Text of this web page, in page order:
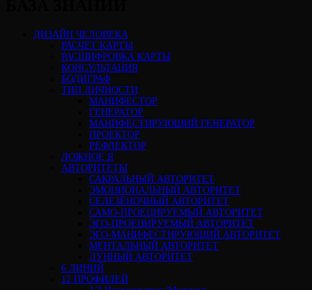
ДИЗАЙН ЧЕЛОВЕКА
РАСЧЕТ КАРТЫ
РАСШИФРОВКА КАРТЫ
КОНСУЛЬТАЦИЯ
БОДИГРАФ
ТИП ЛИЧНОСТИ
МАНИФЕСТОР
ГЕНЕРАТОР
МАНИФЕСТИРУЮЩИЙ ГЕНЕРАТОР
ПРОЕКТОР
РЕФЛЕКТОР
ЛОЖНОЕ Я
АВТОРИТЕТЫ
САКРАЛЬНЫЙ АВТОРИТЕТ
ЭМОЦИОНАЛЬНЫЙ АВТОРИТЕТ
СЕЛЕЗЁНОЧНЫЙ АВТОРИТЕТ
САМО-ПРОЕЦИРУЕМЫЙ АВТОРИТЕТ
ЭГО-ПРОЕЦИРУЕМЫЙ АВТОРИТЕТ
ЭГО-МАНИФЕСТИРУЮЩИЙ АВТОРИТЕТ
МЕНТАЛЬНЫЙ АВТОРИТЕТ
ЛУННЫЙ АВТОРИТЕТ
6 ЛИНИЙ
12 ПРОФИЛЕЙ